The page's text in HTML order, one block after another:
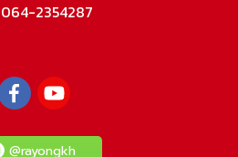
064-2354287
@rayongkh